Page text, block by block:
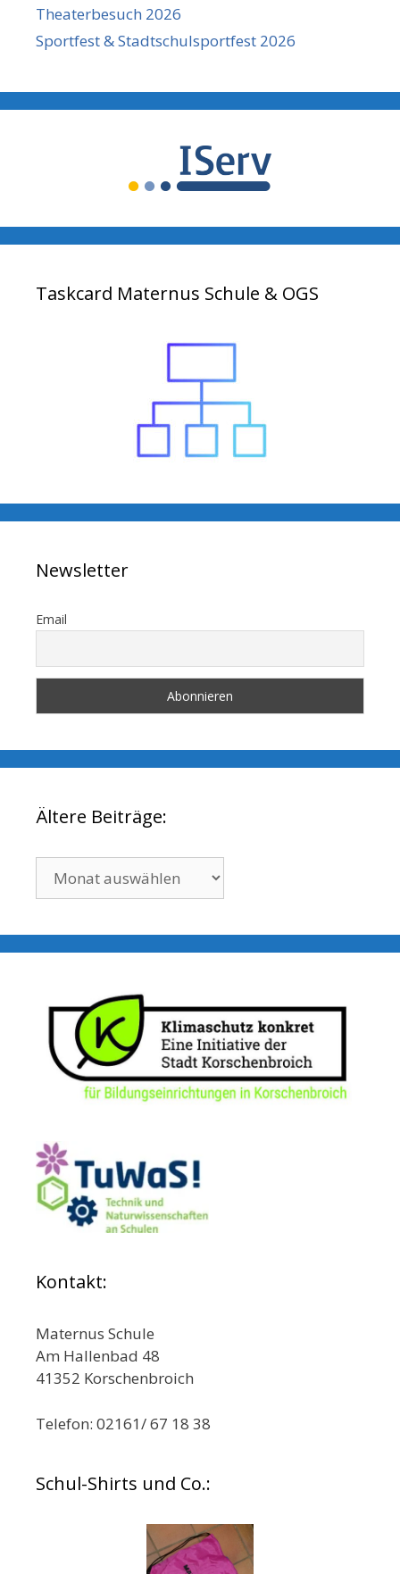
Theaterbesuch 2026
Sportfest & Stadtschulsportfest 2026
Taskcard Maternus Schule & OGS
Newsletter
Email
Ältere Beiträge:
Beiträge:
Kontakt:
Maternus Schule
Am Hallenbad 48
41352 Korschenbroich
Telefon: 02161/ 67 18 38
Schul-Shirts und Co.: